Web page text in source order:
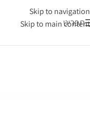
Skip to navigation
Skip to main content
תפריט